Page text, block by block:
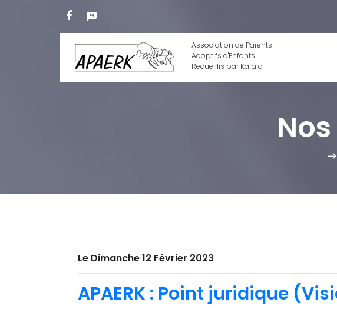
Association de Parents
Adoptifs d'Enfants
Recueillis par Kafala
Le Dimanche 12 Février 2023
APAERK : Point juridique